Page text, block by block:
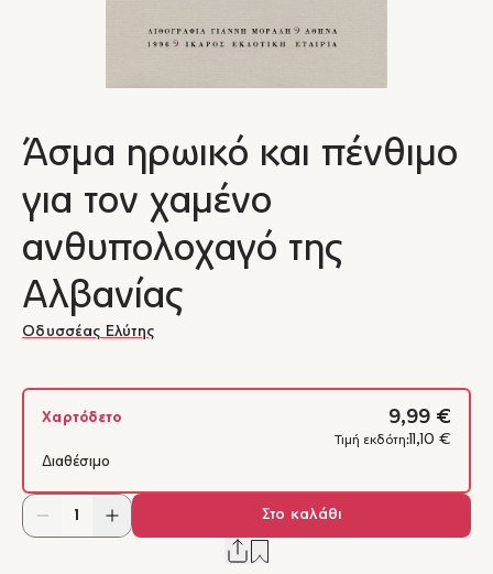
Άσμα ηρωικό και πένθιμο
για τον χαμένο
ανθυπολοχαγό της
Αλβανίας
Οδυσσέας Ελύτης
Χαρτόδετο 9,99 €
Τιμή εκδότη: 11,10 €
Διαθέσιμο
Στο καλάθι